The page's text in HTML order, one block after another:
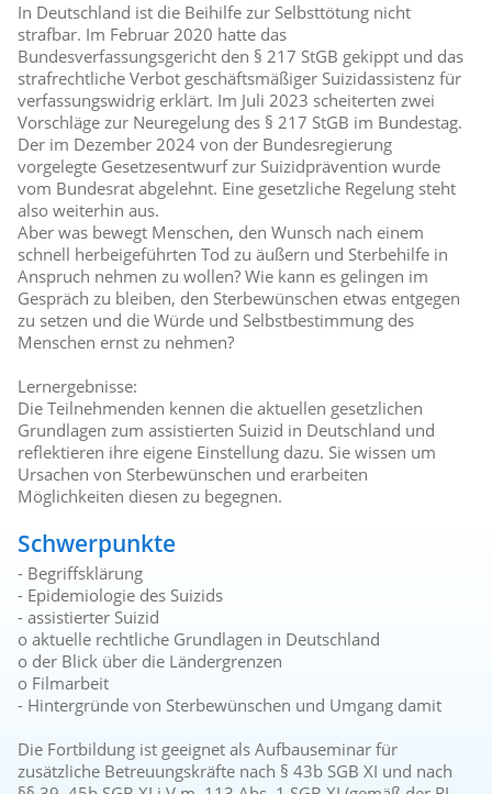
In Deutschland ist die Beihilfe zur Selbsttötung nicht
strafbar. Im Februar 2020 hatte das
Bundesverfassungsgericht den § 217 StGB gekippt und das
strafrechtliche Verbot geschäftsmäßiger Suizidassistenz für
verfassungswidrig erklärt. Im Juli 2023 scheiterten zwei
Vorschläge zur Neuregelung des § 217 StGB im Bundestag.
Der im Dezember 2024 von der Bundesregierung
vorgelegte Gesetzesentwurf zur Suizidprävention wurde
vom Bundesrat abgelehnt. Eine gesetzliche Regelung steht
also weiterhin aus.
Aber was bewegt Menschen, den Wunsch nach einem
schnell herbeigeführten Tod zu äußern und Sterbehilfe in
Anspruch nehmen zu wollen? Wie kann es gelingen im
Gespräch zu bleiben, den Sterbewünschen etwas entgegen
zu setzen und die Würde und Selbstbestimmung des
Menschen ernst zu nehmen?
Lernergebnisse:
Die Teilnehmenden kennen die aktuellen gesetzlichen
Grundlagen zum assistierten Suizid in Deutschland und
reflektieren ihre eigene Einstellung dazu. Sie wissen um
Ursachen von Sterbewünschen und erarbeiten
Möglichkeiten diesen zu begegnen.
Schwerpunkte
- Begriffsklärung
- Epidemiologie des Suizids
- assistierter Suizid
o aktuelle rechtliche Grundlagen in Deutschland
o der Blick über die Ländergrenzen
o Filmarbeit
- Hintergründe von Sterbewünschen und Umgang damit
Die Fortbildung ist geeignet als Aufbauseminar für
zusätzliche Betreuungskräfte nach § 43b SGB XI und nach